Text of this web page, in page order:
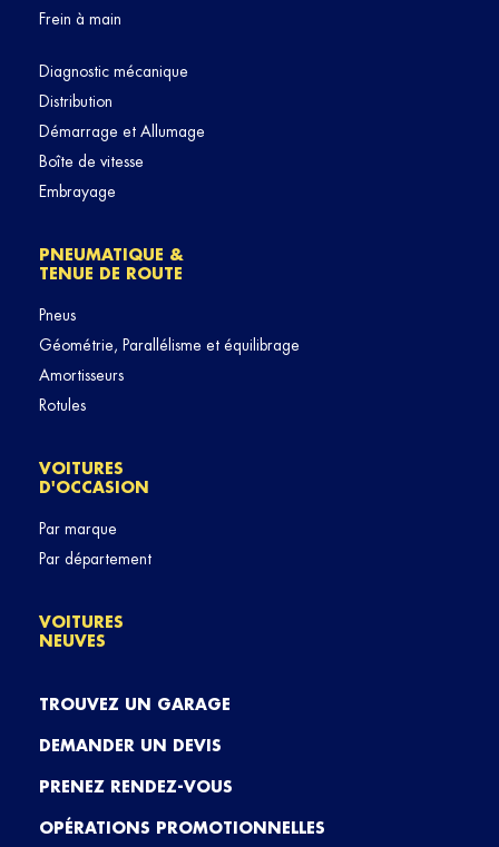
Frein à main
Diagnostic mécanique
Distribution
Démarrage et Allumage
Boîte de vitesse
Embrayage
PNEUMATIQUE &
TENUE DE ROUTE
Pneus
Géométrie, Parallélisme et équilibrage
Amortisseurs
Rotules
VOITURES
D'OCCASION
Par marque
Par département
VOITURES
NEUVES
TROUVEZ UN GARAGE
DEMANDER UN DEVIS
PRENEZ RENDEZ-VOUS
OPÉRATIONS PROMOTIONNELLES